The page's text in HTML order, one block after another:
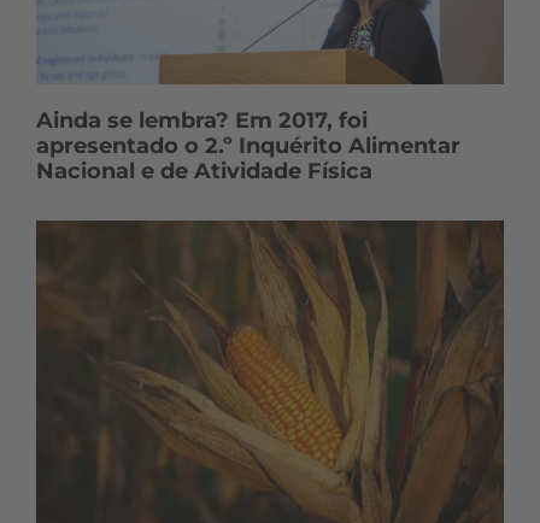
Ainda se lembra? Em 2017, foi
apresentado o 2.º Inquérito Alimentar
Nacional e de Atividade Física